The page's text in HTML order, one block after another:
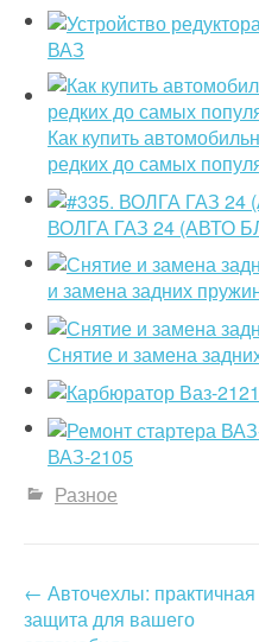
ВАЗ
Как купить
редких до самых
ВОЛГА ГАЗ 24 (АВТО
и замена задних
Снятие и замена
ВАЗ-2105
Разное
P
← Авточехлы: практичная
защита для вашего